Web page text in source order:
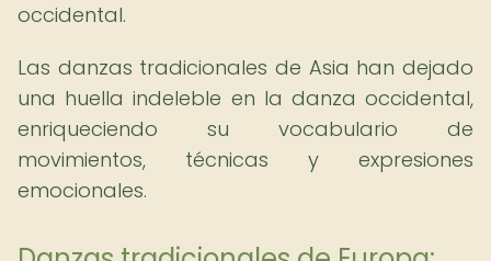
occidental.
Las danzas tradicionales de Asia han dejado
una huella indeleble en la danza occidental,
enriqueciendo su vocabulario de
movimientos, técnicas y expresiones
emocionales.